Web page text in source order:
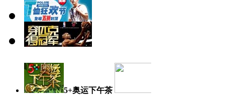
5+奥运下午茶